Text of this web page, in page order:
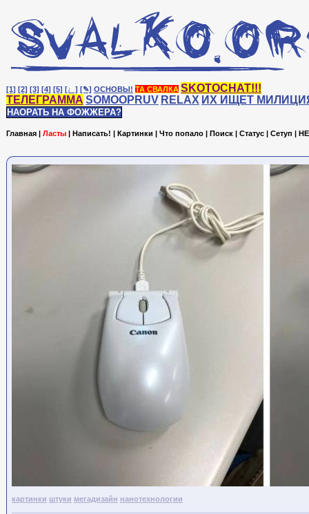
[1] [2] [3] [4] [5] [♩] [✎] ОСНОВЫ! ТА СВАЛКА SKOTOCHAT!!!
ТЕЛЕГРАММА SOMOOPRUV RELAX ИХ ИЩЕТ
НАОРАТЬ НА ФОЖЖЕРА?
Главная | Ласты | Написать! | Картинки | Что попало | Поиск | Статус | Сетуп |
картинки штуки мегадизайн нанотехнологии